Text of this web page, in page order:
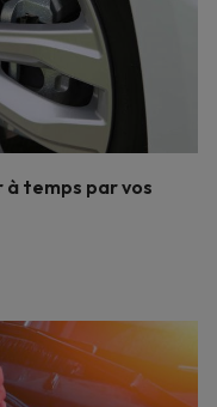
à temps par vos